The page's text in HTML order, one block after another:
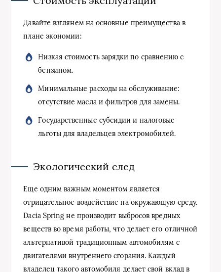
Давайте взглянем на основные преимущества в
плане экономии:
Низкая стоимость зарядки по сравнению с
бензином.
Минимальные расходы на обслуживание:
отсутствие масла и фильтров для замены.
Государственные субсидии и налоговые
льготы для владельцев электромобилей.
Экологический след
Еще одним важным моментом является
отрицательное воздействие на окружающую среду.
Dacia Spring не производит выбросов вредных
веществ во время работы, что делает его отличной
альтернативой традиционным автомобилям с
двигателями внутреннего сгорания. Каждый
владелец такого автомобиля делает свой вклад в